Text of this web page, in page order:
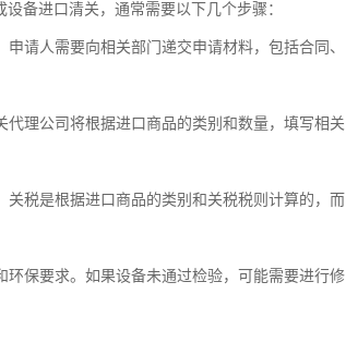
备进口清关，通常需要以下几个步骤：
请人需要向相关部门递交申请材料，包括合同、
理公司将根据进口商品的类别和数量，填写相关
税是根据进口商品的类别和关税税则计算的，而
保要求。如果设备未通过检验，可能需要进行修